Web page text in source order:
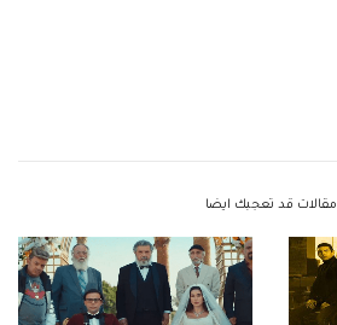
مقالات قد تعجبك ايضا